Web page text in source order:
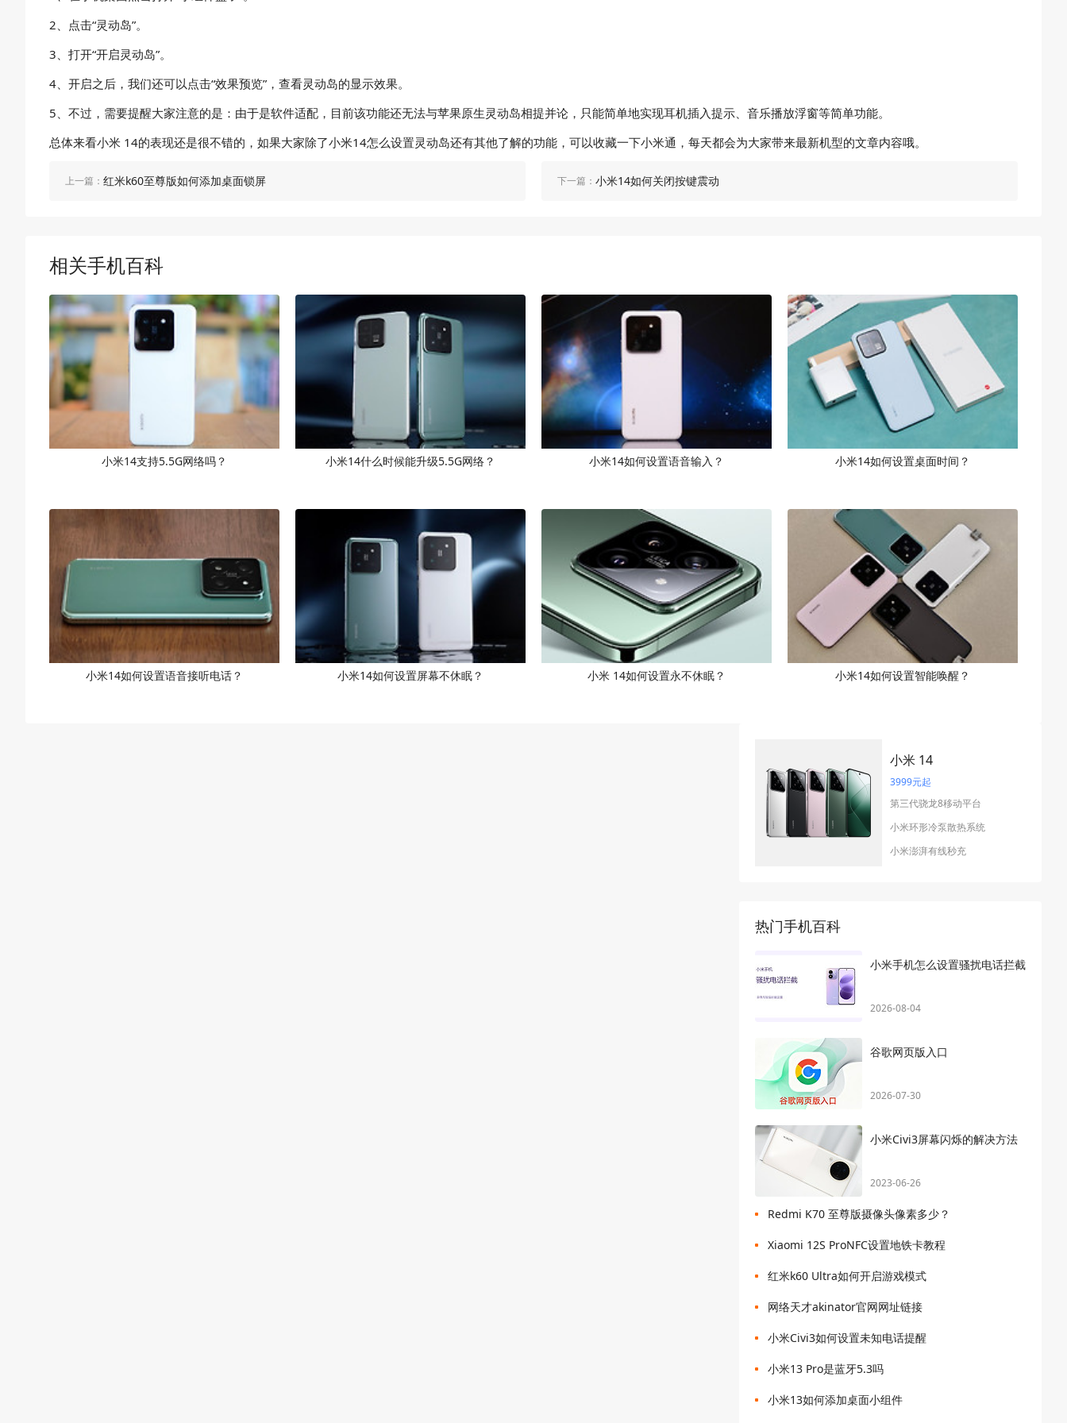
2、点击“灵动岛”。
3、打开“开启灵动岛”。
4、开启之后，我们还可以点击“效果预览”，查看灵动岛的显示效果。
5、不过，需要提醒大家注意的是：由于是软件适配，目前该功能还无法与苹果原生灵动岛相提并论，只能简单地实现耳机插入提示、音乐播放浮窗等简单功能。
总体来看小米 14的表现还是很不错的，如果大家除了小米14怎么设置灵动岛还有其他了解的功能，可以收藏一下小米通，每天都会为大家带来最新机型的文章内容哦。
上一篇： 红米k60至尊版如何添加桌面锁屏 下一篇： 小米14如何关闭按键震动
相关手机百科
小米14支持5.5G网络吗？ 小米14什么时候能升级5.5G网络？ 小米14如何设置语音输入？ 小米14如何设置桌面时间？
小米14如何设置语音接听电话？ 小米14如何设置屏幕不休眠？ 小米 14如何设置永不休眠？ 小米14如何设置智能唤醒？
小米 14
3999元起
第三代骁龙8移动平台
小米环形冷泵散热系统
小米澎湃有线秒充
热门手机百科
小米手机怎么设置骚扰电话拦截
2026-08-04
谷歌网页版入口
2026-07-30
小米Civi3屏幕闪烁的解决方法
2023-06-26
Redmi K70 至尊版摄像头像素多少？
Xiaomi 12S ProNFC设置地铁卡教程
红米k60 Ultra如何开启游戏模式
网络天才akinator官网网址链接
小米Civi3如何设置未知电话提醒
小米13 Pro是蓝牙5.3吗
小米13如何添加桌面小组件